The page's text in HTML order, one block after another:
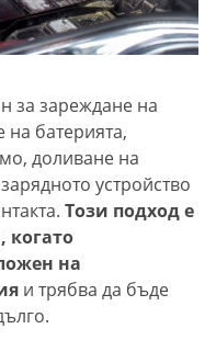
за зареждане на
на батерията,
доливане на
устройство
Този подход е
когато
на
и трябва да бъде